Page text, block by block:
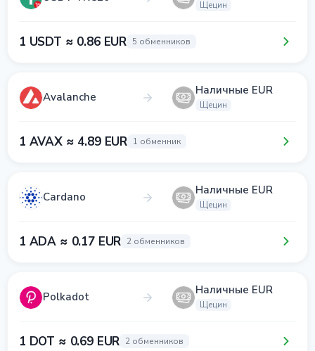
Щецин
1 USDT ≈ 0.86 EUR 5 обменников
Avalanche Наличные EUR
Щецин
1 AVAX ≈ 4.89 EUR 1 обменник
Cardano Наличные EUR
Щецин
1 ADA ≈ 0.17 EUR 2 обменников
Polkadot Наличные EUR
Щецин
1 DOT ≈ 0.69 EUR 2 обменников